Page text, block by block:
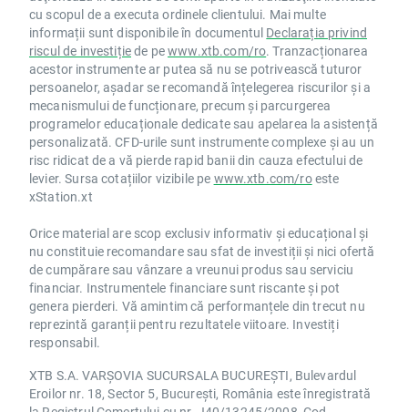
cu scopul de a executa ordinele clientului. Mai multe
informații sunt disponibile în documentul Declarația privind
riscul de investițiede pewww.xtb.com/ro. Tranzacționarea
acestor instrumente ar putea să nu se potrivească tuturor
persoanelor, așadar se recomandă înțelegerea riscurilor și a
mecanismului de funcționare, precum și parcurgerea
programelor educaționale dedicate sau apelarea la asistență
personalizată. CFD-urile sunt instrumente complexe și au un
risc ridicat de a vă pierde rapid banii din cauza efectului de
levier. Sursa cotațiilor vizibile pe www.xtb.com/roeste
xStation.xt
Orice material are scop exclusiv informativ și educațional și
nu constituie recomandare sau sfat de investiții și nici ofertă
de cumpărare sau vânzare a vreunui produs sau serviciu
financiar. Instrumentele financiare sunt riscante și pot
genera pierderi. Vă amintim că performanțele din trecut nu
reprezintă garanții pentru rezultatele viitoare. Investiți
responsabil.
XTB S.A. VARȘOVIA SUCURSALA BUCUREȘTI, Bulevardul
Eroilor nr. 18, Sector 5, București, România este înregistrată